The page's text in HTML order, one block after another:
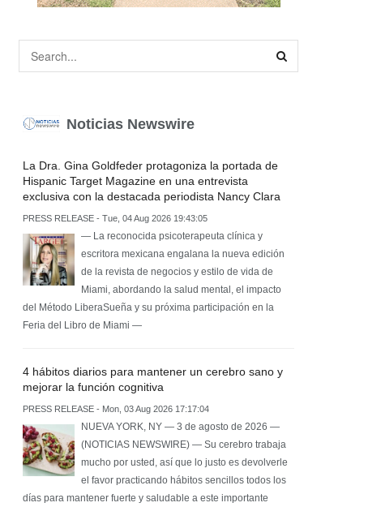
Noticias Newswire
La Dra. Gina Goldfeder protagoniza la portada de
Hispanic Target Magazine en una entrevista
exclusiva con la destacada periodista Nancy Clara
PRESS RELEASE - Tue, 04 Aug 2026 19:43:05
— La reconocida psicoterapeuta clínica y
escritora mexicana engalana la nueva edición
de la revista de negocios y estilo de vida de
Miami, abordando la salud mental, el impacto
del Método LiberaSueña y su próxima participación en la
Feria del Libro de Miami —
4 hábitos diarios para mantener un cerebro sano y
mejorar la función cognitiva
PRESS RELEASE - Mon, 03 Aug 2026 17:17:04
NUEVA YORK, NY — 3 de agosto de 2026 —
(NOTICIAS NEWSWIRE) — Su cerebro trabaja
mucho por usted, así que lo justo es devolverle
el favor practicando hábitos sencillos todos los
días para mantener fuerte y saludable a este importante